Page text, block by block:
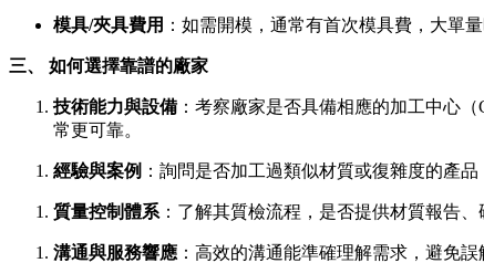
模具/夾具費用 ：如需開模，通常有首次模具費，大單
三、 如何選擇靠譜的廠家
技術能力與設備 ：考察廠家是否具備相應的加工中心
常更可靠。
經驗與案例 ：詢問是否加工過類似材質或復雜度的產
質量控制體系 ：了解其質檢流程，是否提供材質報告
溝通與服務響應 ：高效的溝通能準確理解需求，避免